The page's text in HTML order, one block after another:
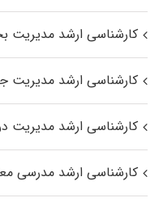
کارشناسی ارشد مدیریت
کارشناسی ارشد مدیریت
کارشناسی ارشد مدیریت
کارشناسی ارشد مدرسی